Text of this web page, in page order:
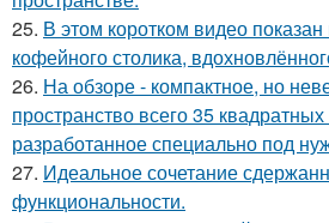
25. В этом коротком видео
кофейного столика,
26. На обзоре - компактное, но
пространство всего 35
разработанное специально под
27. Идеальное сочетание
функциональности.